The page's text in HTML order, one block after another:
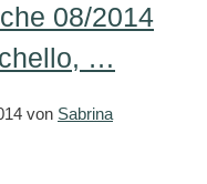
08/2014
…
von Sabrina